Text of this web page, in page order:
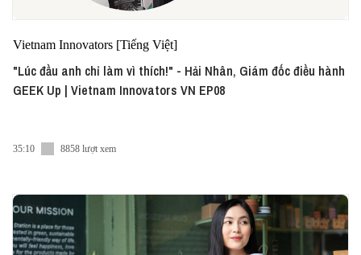
Vietnam Innovators [Tiếng Việt]
"Lúc đầu anh chỉ làm vì thích!" - Hải Nhân, Giám đốc điều hành
GEEK Up | Vietnam Innovators VN EP08
35:10 8858 lượt xem